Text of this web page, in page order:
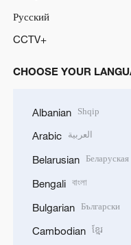
Русский
CCTV+
CHOOSE YOUR
Albanian Shqip
Arabic العربية
Belarusian Беларуская
Bengali বাংলা
Bulgarian Български
Cambodian ខ្មែរ